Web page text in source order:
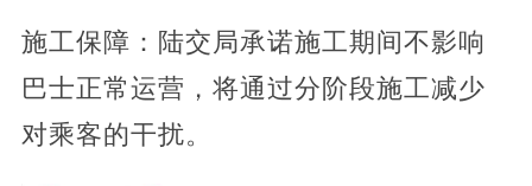
施工保障：陆交局承诺施工期间不影响
巴士正常运营，将通过分阶段施工减少
对乘客的干扰。